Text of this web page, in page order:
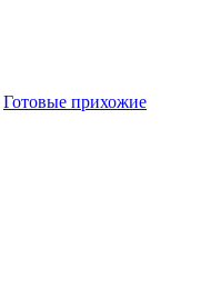
Готовые прихожие